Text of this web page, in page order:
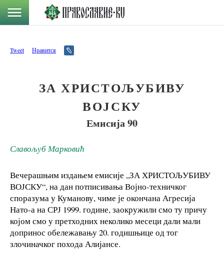
Tweet Нравится
ЗА ХРИСТОЉУБИВУ
ВОЈСКУ
Емисија 90
Славољуб Марковић
Вечерашњим издањем емисије „ЗА ХРИСТОЉУБИВУ
ВОЈСКУ“, на дан потписивања Војно-техничког
споразума у Куманову, чиме је окончана Агресија
Нато-а на СРЈ 1999. године, заокружили смо ту причу
којом смо у претходних неколико месеци дали мали
допринос обележавању 20. годишњице од тог
злочиначког похода Алијансе.